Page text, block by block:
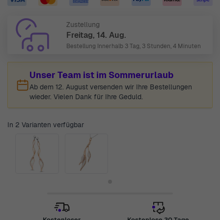
Zustellung
Freitag, 14. Aug.
Bestellung Innerhalb 3 Tag, 3 Stunden, 4 Minuten
Unser Team ist im Sommerurlaub
Ab dem 12. August versenden wir Ihre Bestellungen
wieder. Vielen Dank für Ihre Geduld.
In 2 Varianten verfügbar